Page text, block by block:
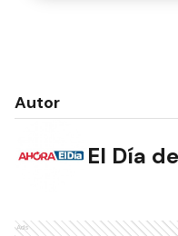
Autor
El Día
Ads